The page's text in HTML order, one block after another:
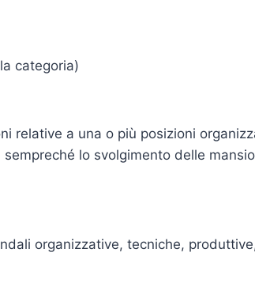
categoria)
relative a una o più posizioni
lo svolgimento delle
organizzative, tecniche,